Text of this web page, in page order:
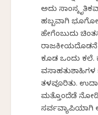
ಅದು
ಹಬ್ಬವಾಗಿ
ಹೇಗೆಂಬುದು
ರಾಜಕೀಯದೊಡನೆ
ಕೂಡ ಒಂದು ಕಲೆ.
ತಳವೂರಿತು.
ಮತ್ತೊಂದೆಡೆ
ಸರ್ವವ್ಯಾಪಿಯಾಗಿ